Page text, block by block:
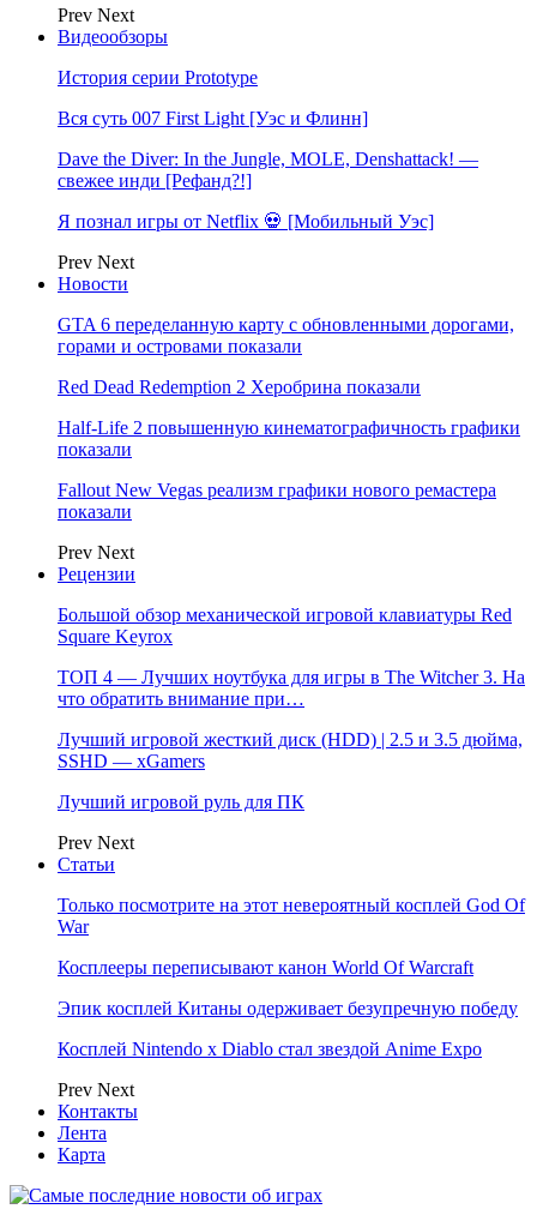
Prev Next
Видеообзоры
История серии Prototype
Вся суть 007 First Light [Уэс и Флинн]
Dave the Diver: In the Jungle, MOLE, Denshattack! —
свежее инди [Рефанд?!]
Я познал игры от Netflix 💀 [Мобильный Уэс]
Prev Next
Новости
GTA 6 переделанную карту с обновленными дорогами,
горами и островами показали
Red Dead Redemption 2 Херобрина показали
Half-Life 2 повышенную кинематографичность графики
показали
Fallout New Vegas реализм графики нового ремастера
показали
Prev Next
Рецензии
Большой обзор механической игровой клавиатуры Red
Square Keyrox
ТОП 4 — Лучших ноутбука для игры в The Witcher 3. На
что обратить внимание при…
Лучший игровой жесткий диск (HDD) | 2.5 и 3.5 дюйма,
SSHD — xGamers
Лучший игровой руль для ПК
Prev Next
Статьи
Только посмотрите на этот невероятный косплей God Of
War
Косплееры переписывают канон World Of Warcraft
Эпик косплей Китаны одерживает безупречную победу
Косплей Nintendo x Diablo стал звездой Anime Expo
Prev Next
Контакты
Лента
Карта